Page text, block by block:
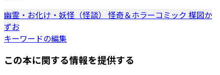
幽霊・お化け・妖怪（怪談） 怪奇＆ホラーコミック 楳図か
ずお
キーワードの編集
この本に関する情報を提供する